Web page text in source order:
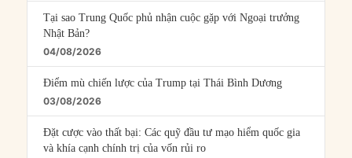
Tại sao Trung Quốc phủ nhận cuộc gặp với Ngoại trưởng
Nhật Bản?
04/08/2026
Điểm mù chiến lược của Trump tại Thái Bình Dương
03/08/2026
Đặt cược vào thất bại: Các quỹ đầu tư mạo hiểm quốc gia
và khía cạnh chính trị của vốn rủi ro